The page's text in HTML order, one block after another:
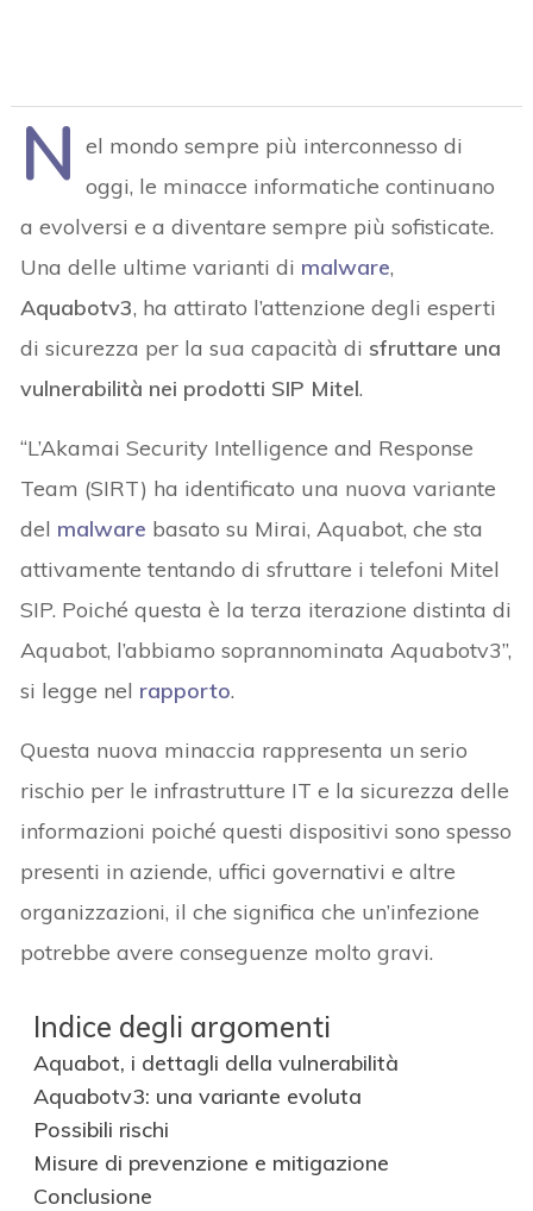
N el mondo sempre più interconnesso di
oggi, le minacce informatiche continuano
a evolversi e a diventare sempre più sofisticate.
Una delle ultime varianti di malware,
Aquabotv3, ha attirato l’attenzione degli esperti
di sicurezza per la sua capacità di sfruttare una
vulnerabilità nei prodotti SIP Mitel.
“L’Akamai Security Intelligence and Response
Team (SIRT) ha identificato una nuova variante
del malware basato su Mirai, Aquabot, che sta
attivamente tentando di sfruttare i telefoni Mitel
SIP. Poiché questa è la terza iterazione distinta di
Aquabot, l’abbiamo soprannominata Aquabotv3”,
si legge nel rapporto.
Questa nuova minaccia rappresenta un serio
rischio per le infrastrutture IT e la sicurezza delle
informazioni poiché questi dispositivi sono spesso
presenti in aziende, uffici governativi e altre
organizzazioni, il che significa che un’infezione
potrebbe avere conseguenze molto gravi.
Indice degli argomenti
Aquabot, i dettagli della vulnerabilità
Aquabotv3: una variante evoluta
Possibili rischi
Misure di prevenzione e mitigazione
Conclusione